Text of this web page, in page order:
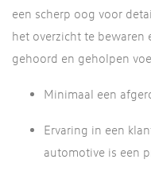
een scherp oog voor
het overzicht te bewaren
gehoord en geholpen
Minimaal een
Ervaring in een
automotive is een